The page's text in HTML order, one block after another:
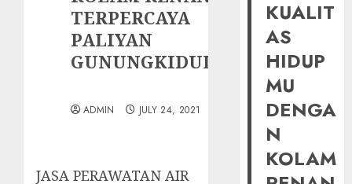
TERPERCAYA
PALIYAN
GUNUNGKIDUL
ADMIN JULY 24, 2021
JASA PERAWATAN AIR
KUALIT
AS
HIDUP
MU
DENGA
N
KOLAM